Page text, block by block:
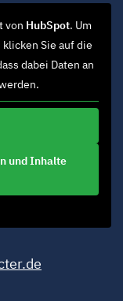
von HubSpot. Um
Sie auf die
dabei Daten an
und Inhalte